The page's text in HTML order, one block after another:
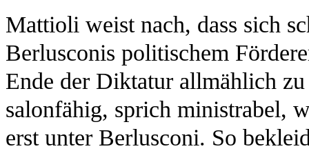
Mattioli weist nach, dass sich
Berlusconis politischem
Ende der Diktatur allmählich
salonfähig, sprich ministrabel,
erst unter Berlusconi. So